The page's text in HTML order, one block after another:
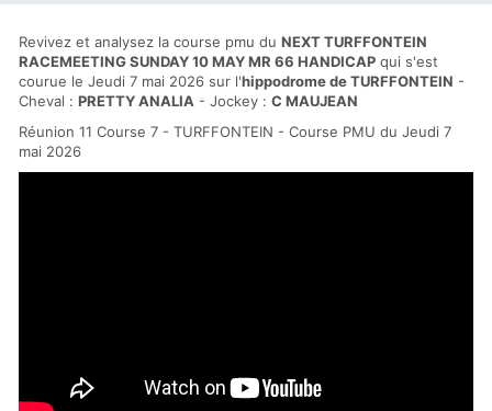
Revivez et analysez la course pmu du NEXT TURFFONTEIN
RACEMEETING SUNDAY 10 MAY MR 66 HANDICAP qui s'est
courue le Jeudi 7 mai 2026 sur l'hippodrome de TURFFONTEIN -
Cheval : PRETTY ANALIA - Jockey : C MAUJEAN
Réunion 11 Course 7 - TURFFONTEIN - Course PMU du Jeudi 7
mai 2026